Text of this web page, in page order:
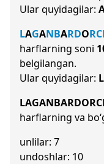
Ular quyidagilar:
LAGANBARDOR
harflarning soni
belgilangan.
Ular quyidagilar:
harflarning va
unlilar: 7
undoshlar: 10